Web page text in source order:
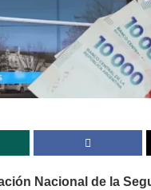
Nacional de la